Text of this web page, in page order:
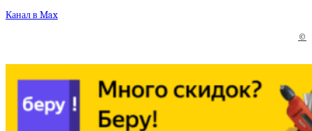
Канал в Max
©